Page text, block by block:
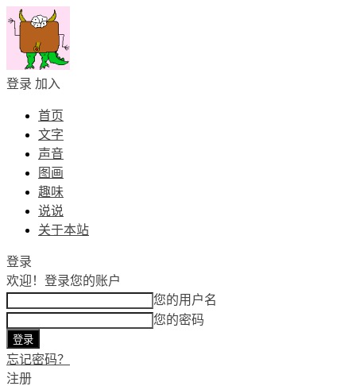
登录 加入
首页
文字
声音
图画
趣味
说说
关于本站
登录
欢迎！ 登录您的账户
您的用户名
您的密码
忘记密码？
注册